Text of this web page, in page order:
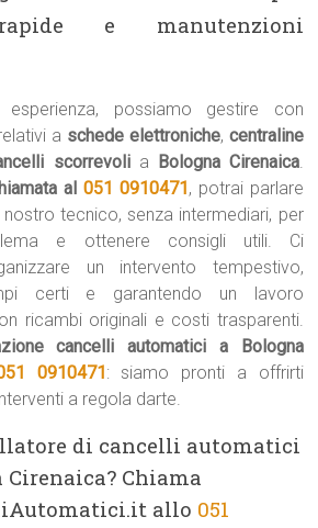
e manutenzioni
possiamo gestire con
a schede elettroniche, centraline
scorrevolia Bologna Cirenaica.
al 051 0910471, potrai parlare
tecnico, senza intermediari, per
e ottenere consigli utili. Ci
un intervento tempestivo,
certi e garantendo un lavoro
ricambi originali e costi trasparenti.
cancelli automatici a Bologna
0910471: siamo pronti a offrirti
a regola darte.
di cancelli automatici
Cirenaica? Chiama
allo 051